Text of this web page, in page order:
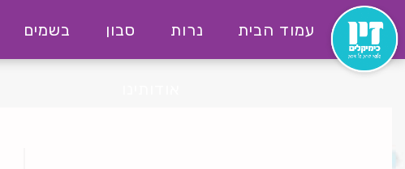
דלג
לתוכן
זיו
כימקילים
עמוד הבית נרות סבון בשמים